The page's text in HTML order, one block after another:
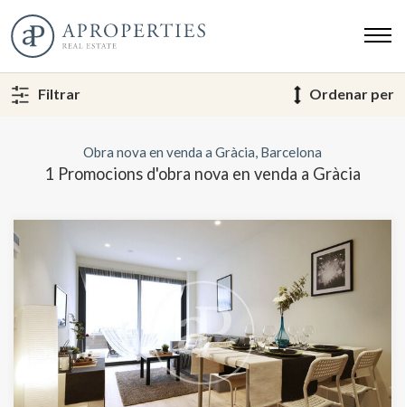
Filtrar Ordenar per
Obra nova en venda a Gràcia, Barcelona
1 Promocions d'obra nova en venda a Gràcia